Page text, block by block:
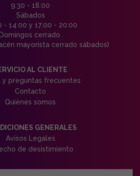
9:30 - 18:00
Sábados
- 14:00 y 17:00 - 20:00
Domingos cerrado.
mayorista cerrado sábados)
AL CLIENTE
y preguntas frecuentes
Contacto
Quiénes somos
GENERALES
Avisos Legales
de desistimiento